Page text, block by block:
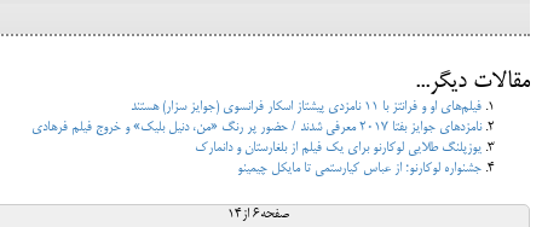
مقالات دیگر...
فیلم‌های او و فرانتز با 11 نامزدی پیشتاز اسکار فرانسوی (جوایز سزار) هستند
نامزدهای جوایز بفتا 2017 معرفی شدند / حضور پر رنگ «من، دنیل بلیک» و خروج فیلم فرهادی
یوزپلنگ طلایی لوکارنو برای یک فیلم از بلغارستان و دانمارک
جشنواره لوکارنو؛ از عباس کیارستمی تا مایکل چیمینو
صفحه6 از14